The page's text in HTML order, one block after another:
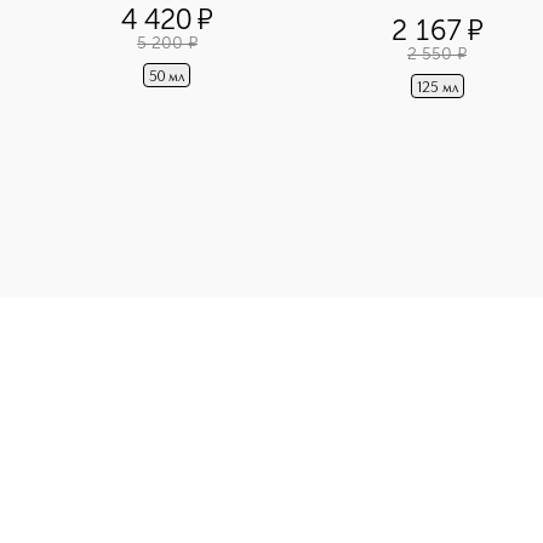
4 420¤
5 200 ¤
50 мл
2 167¤
2 550 ¤
125 мл